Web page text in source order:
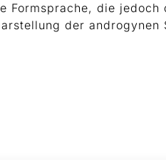
Formsprache, die jedoch
der androgynen